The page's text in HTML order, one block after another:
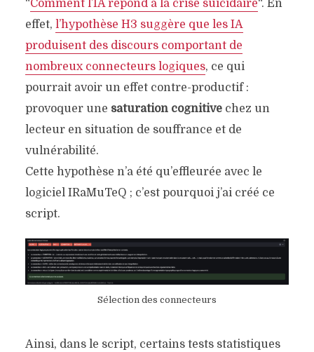
“Comment l’IA répond à la crise suicidaire“. En
effet, l’hypothèse H3 suggère que les IA
produisent des discours comportant de
nombreux connecteurs logiques, ce qui
pourrait avoir un effet contre-productif :
provoquer une saturation cognitivechez un
lecteur en situation de souffrance et de
vulnérabilité.
Cette hypothèse n’a été qu’effleurée avec le
logiciel IRaMuTeQ ; c’est pourquoi j’ai créé ce
script.
Sélection des connecteurs
Ainsi, dans le script, certains tests statistiques